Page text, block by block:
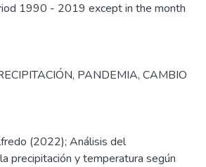
1990 - 2019 except in the month
, PANDEMIA, CAMBIO
(2022); Análisis del
precipitación y temperatura según